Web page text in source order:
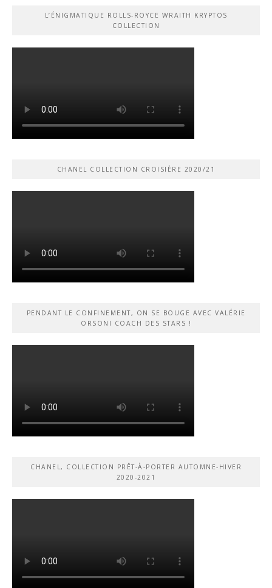
L’ÉNIGMATIQUE ROLLS-ROYCE WRAITH KRYPTOS
COLLECTION
CHANEL COLLECTION CROISIÈRE 2020/21
PENDANT LE CONFINEMENT, ON SE BOUGE AVEC VALÉRIE
ORSONI COACH DES STARS !
CHANEL, COLLECTION PRÊT-À-PORTER AUTOMNE-HIVER
2020-2021